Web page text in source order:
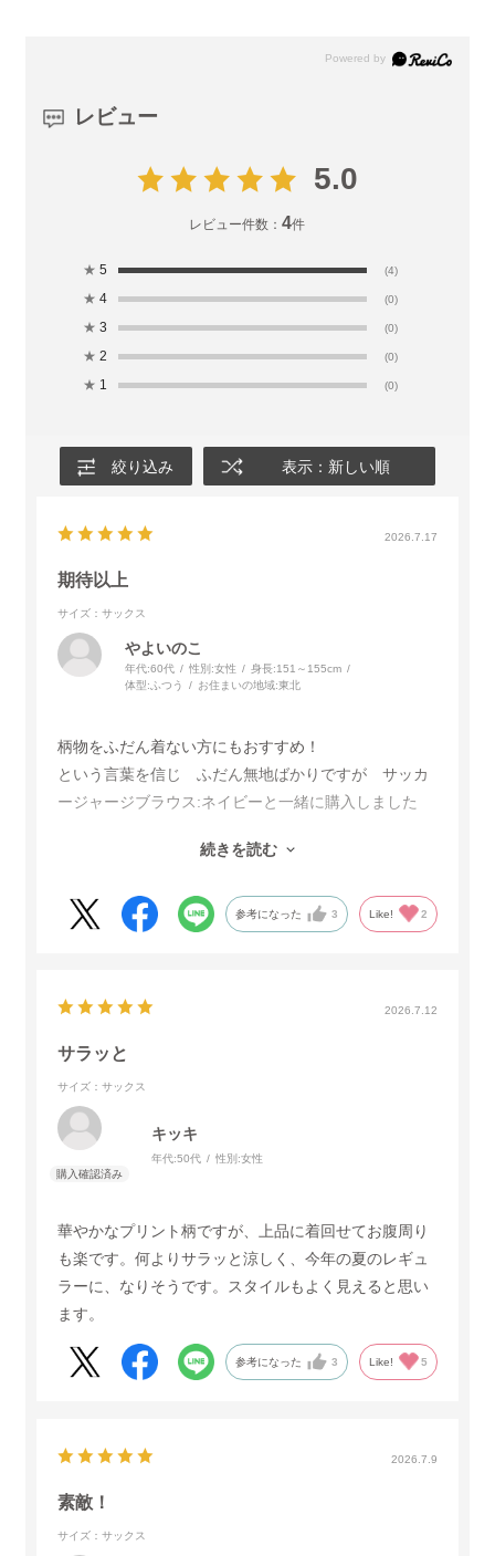
レビュー
5.0
レビュー件数：4件
★ 5 (4)
★ 4 (0)
★ 3 (0)
★ 2 (0)
★ 1 (0)
絞り込み 表示：新しい順
2026.7.17
期待以上
サイズ：サックス
やよいのこ
年代:60代 性別:女性 身長:151～155cm
体型: ふつう お住まいの地域:東北
柄物をふだん着ない方にもおすすめ！
という言葉を信じ ふだん無地ばかりですが サッカ
ージャージブラウス:ネイビーと一緒に購入しました
更に 花柄と生地の材質のおかげか 少しスリムに見
続きを読む
参考になった 3 Like! 2
2026.7.12
サラッと
サイズ：サックス
キッキ
年代:50代 性別:女性
華やかなプリント柄ですが、上品に着回せてお腹周り
も楽です。何よりサラッと涼しく、今年の夏のレギュ
ラーに、なりそうです。スタイルもよく見えると思い
ます。
参考になった 3 Like! 5
2026.7.9
素敵！
サイズ：サックス